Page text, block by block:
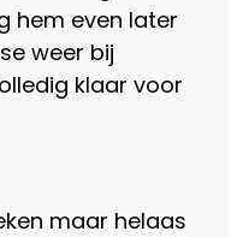
hem even later
weer bij
klaar voor
maar helaas